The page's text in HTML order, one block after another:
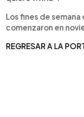
Los fines de semana
comenzaron en
REGRESAR A LA